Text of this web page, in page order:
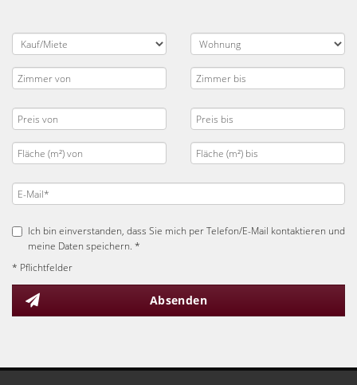
Ich bin einverstanden, dass Sie mich per Telefon/E-Mail kontaktieren und
meine Daten speichern. *
* Pflichtfelder
Absenden